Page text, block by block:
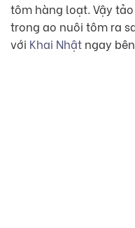
tôm hàng loạt. Vậy
trong ao nuôi tôm ra
với Khai Nhật ngay